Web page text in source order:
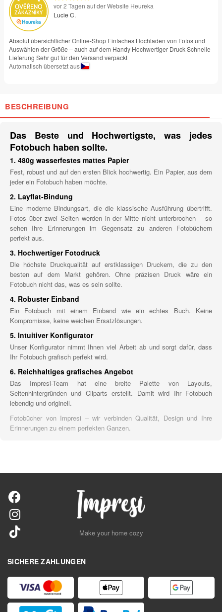
vor 2 Tagen auf der Website Heureka
Lucie C.
Absolut übersichtlicher Online-Shop Einfaches Hochladen von Fotos und
Auswählen der Größe – auch auf dem Handy Hochwertiger Druck Schnelle
Lieferung Sehr gut für den Versand verpackt
Automatisch übersetzt aus
BESCHREIBUNG
Das Beste und Hochwertigste, was jedes
Fotobuch haben sollte.
1. 480g wasserfestes mattes Papier
Fest, robust und auf den ersten Blick hochwertig. Ein Papier, aus dem
jeder ein Fotobuch haben möchte.
2. Layflat-Bindung
Eine moderne Bindungsart, die die klassische Ausführung übertrifft.
Fotos über zwei Seiten werden in der Mitte nicht unterbrochen – so
sehen Ihre Erinnerungen im Gegensatz zu anderen Fotobüchern
perfekt aus.
3. Hochwertiger Fotodruck
Die höchste Druckqualität auf erstklassigen Druckern, die zu den
besten auf dem Markt gehören. Ohne präzisen Druck wäre ein
Fotobuch nicht das, was es sein sollte.
4. Robuster Einband
Ein Fotobuch mit einem Einband wie ein echtes Buch. Keine
Kompromisse, keine weichen Ersatzlösungen.
5. Intuitiver Konfigurator
Unser Konfigurator nimmt Ihnen viel Arbeit ab und sorgt dafür, dass
Ihr Fotobuch grafisch perfekt wird.
6. Reichhaltiges grafisches Angebot
Das Impresi-Team hat eine breite Palette von Layouts,
Seitenhintergründen und Cliparts erstellt. Damit wird Ihr Fotobuch
lebendig und originell.
Fotobücher von Impresi – wir verbinden Qualität, Design und Ihre
Erinnerungen zu einem perfekten Ganzen.
Make your home cozy
SICHERE ZAHLUNGEN